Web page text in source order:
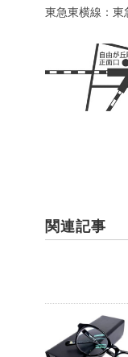
東急東横線：
関連記事